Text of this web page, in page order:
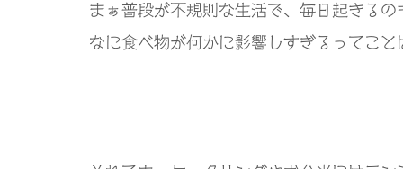
まぁ普段が不規則な生活で、毎日起きる
なに食べ物が何かに影響しすぎるってこ